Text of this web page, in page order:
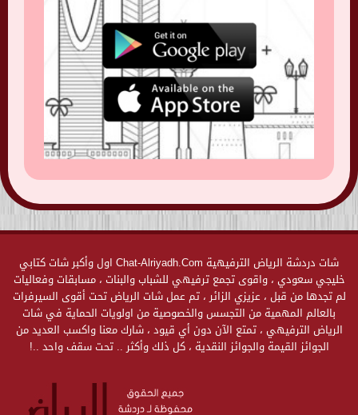
شات دردشة الرياض الترفيهية Chat-Alriyadh.Com اول وأكبر شات كتابي
خليجي سعودي ، واقوى تجمع ترفيهي للشباب والبنات ، مسابقات وفعاليات
لم تجدها من قبل ، عزيزي الزائر ، تم عمل شات الرياض تحت أقوى السيرفرات
بالعالم المهمية من التجسس والخصوصية من اولويات الحماية في شات
الرياض الترفيهي ، تمتع الآن دون أي قيود ، شارك معنا واكسب العديد من
الجوائز القيمة والجوائز النقدية ، كل ذلك وأكثر .. تحت سقف واحد ..!